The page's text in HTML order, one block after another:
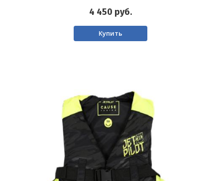
4 450 руб.
Купить